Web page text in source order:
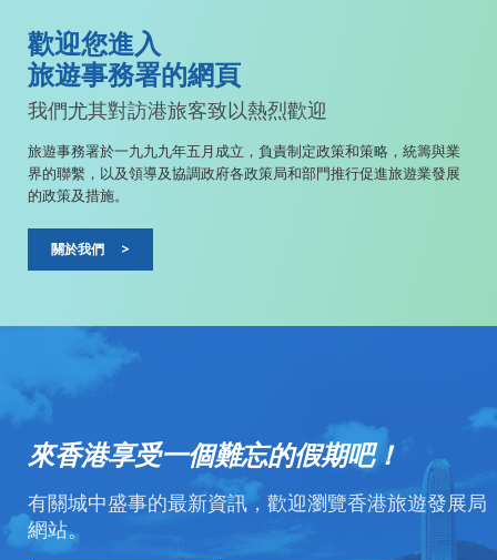
歡迎您進入
旅遊事務署的網頁
我們尤其對訪港旅客致以熱烈歡迎
旅遊事務署於一九九九年五月成立，負責制定政策和策略，統籌與業
界的聯繫，以及領導及協調政府各政策局和部門推行促進旅遊業發展
的政策及措施。
關於我們 >
來香港享受一個難忘的假期吧！
有關城中盛事的最新資訊，歡迎瀏覽香港旅遊發展局
網站。